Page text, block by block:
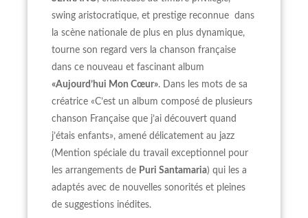
swing aristocratique, et prestige reconnue dans
la scène nationale de plus en plus dynamique,
tourne son regard vers la chanson française
dans ce nouveau et fascinant album
«Aujourd’hui Mon Cœur». Dans les mots de sa
créatrice «C’est un album composé de plusieurs
chanson Française que j’ai découvert quand
j’étais enfants», amené délicatement au jazz
(Mention spéciale du travail exceptionnel pour
les arrangements de Puri Santamaria) qui les a
adaptés avec de nouvelles sonorités et pleines
de suggestions inédites.